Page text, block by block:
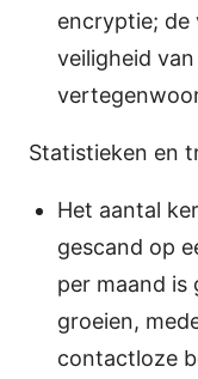
encryptie; de
veiligheid
Statistieken en
Het aantal
gescand op
per maand is
groeien,
contactloze